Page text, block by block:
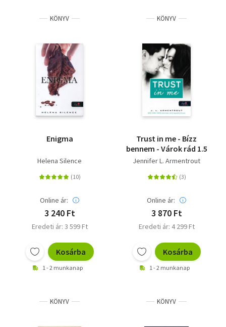
KÖNYV
Enigma
Helena Silence
Online ár:
3 240 Ft
Eredeti ár: 3 599 Ft
Kosárba
1 - 2 munkanap
KÖNYV
Trust in me - Bízz
bennem - Várok rád 1.5
Jennifer L. Armentrout
Online ár:
3 870 Ft
Eredeti ár: 4 299 Ft
Kosárba
1 - 2 munkanap
KÖNYV KÖNYV